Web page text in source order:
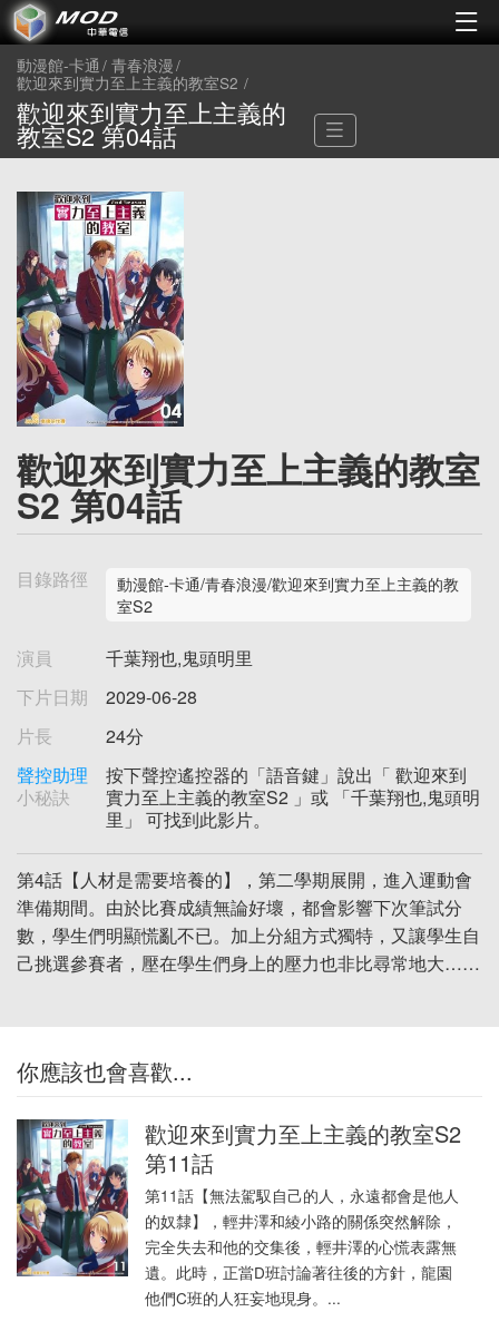
動漫館-卡通 青春浪漫
歡迎來到實力至上主義的教室S2
歡迎來到實力至上主義的
教室S2 第04話
歡迎來到實力至上主義的教室
S2 第04話
目錄路徑
動漫館-卡通/青春浪漫/歡迎來到實力至上主義的教
室S2
演員
千葉翔也,鬼頭明里
下片日期
2029-06-28
片長
24分
聲控助理
小秘訣
按下聲控遙控器的「語音鍵」說出「 歡迎來到
實力至上主義的教室S2 」或 「千葉翔也,鬼頭明
里」 可找到此影片。
第4話【人材是需要培養的】，第二學期展開，進入運動會
準備期間。由於比賽成績無論好壞，都會影響下次筆試分
數，學生們明顯慌亂不已。加上分組方式獨特，又讓學生自
己挑選參賽者，壓在學生們身上的壓力也非比尋常地大……
你應該也會喜歡...
歡迎來到實力至上主義的教室S2
第11話
第11話【無法駕馭自己的人，永遠都會是他人
的奴隸】，輕井澤和綾小路的關係突然解除，
完全失去和他的交集後，輕井澤的心慌表露無
遺。此時，正當D班討論著往後的方針，龍園
他們C班的人狂妄地現身。...